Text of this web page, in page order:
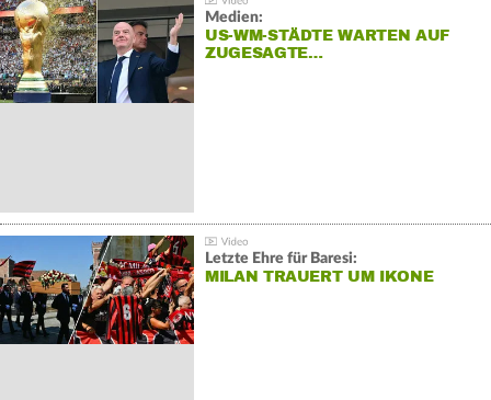
Medien:
US-WM-STÄDTE WARTEN AUF
ZUGESAGTE…
Letzte Ehre für Baresi:
MILAN TRAUERT UM IKONE